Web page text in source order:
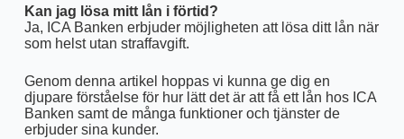
Kan jag lösa mitt lån i förtid?
Ja, ICA Banken erbjuder möjligheten att lösa ditt lån när
som helst utan straffavgift.
Genom denna artikel hoppas vi kunna ge dig en
djupare förståelse för hur lätt det är att få ett lån hos ICA
Banken samt de många funktioner och tjänster de
erbjuder sina kunder.